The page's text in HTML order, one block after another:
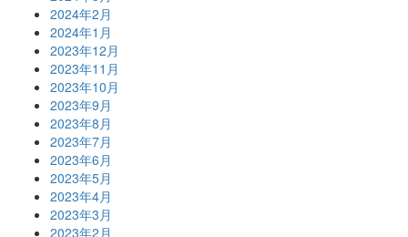
2024年2月
2024年1月
2023年12月
2023年11月
2023年10月
2023年9月
2023年8月
2023年7月
2023年6月
2023年5月
2023年4月
2023年3月
2023年2月